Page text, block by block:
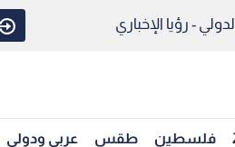
- رؤيا الإخباري
فلسطين طقس عربي ودولي